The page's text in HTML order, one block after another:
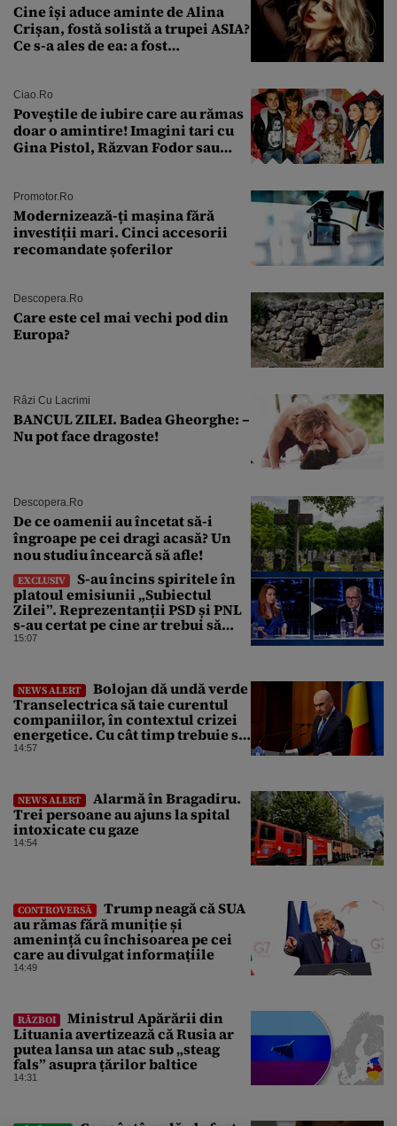
Cine își aduce aminte de Alina
Crișan, fostă solistă a trupei ASIA?
Ce s-a ales de ea: a fost
Ciao.ro
Poveştile de iubire care au rămas
doar o amintire! Imagini tari cu
Gina Pistol, Răzvan Fodor sau
Promotor.ro
Modernizează-ți mașina fără
investiții mari. Cinci accesorii
recomandate șoferilor
Descopera.ro
Care este cel mai vechi pod din
Europa?
Râzi Cu Lacrimi
BANCUL ZILEI. Badea Gheorghe: –
Nu pot face dragoste!
Descopera.ro
De ce oamenii au încetat să-i
îngroape pe cei dragi acasă? Un
nou studiu încearcă să afle!
EXCLUSIV
S-au încins spiritele în
platoul emisiunii „Subiectul
Zilei”. Reprezentanții PSD și PNL
s-au certat pe cine ar trebui să
renegocieze jaloanele PNRR
15:07
NEWS ALERT
Bolojan dă undă verde
Transelectrica să taie curentul
companiilor, în contextul crizei
energetice. Cu cât timp trebuie să
le anunțe înainte
14:57
NEWS ALERT
Alarmă în Bragadiru.
Trei persoane au ajuns la spital
intoxicate cu gaze
14:54
CONTROVERSĂ
Trump neagă că SUA
au rămas fără muniție și
amenință cu închisoarea pe cei
care au divulgat informațiile
14:49
RĂZBOI
Ministrul Apărării din
Lituania avertizează că Rusia ar
putea lansa un atac sub „steag
fals” asupra țărilor baltice
14:31